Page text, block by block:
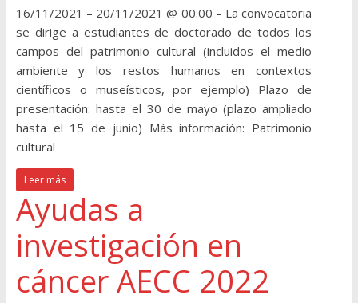
16/11/2021 – 20/11/2021 @ 00:00 – La convocatoria
se dirige a estudiantes de doctorado de todos los
campos del patrimonio cultural (incluidos el medio
ambiente y los restos humanos en contextos
científicos o museísticos, por ejemplo) Plazo de
presentación: hasta el 30 de mayo (plazo ampliado
hasta el 15 de junio) Más información: Patrimonio
cultural
Leer más
Ayudas a
investigación en
cáncer AECC 2022